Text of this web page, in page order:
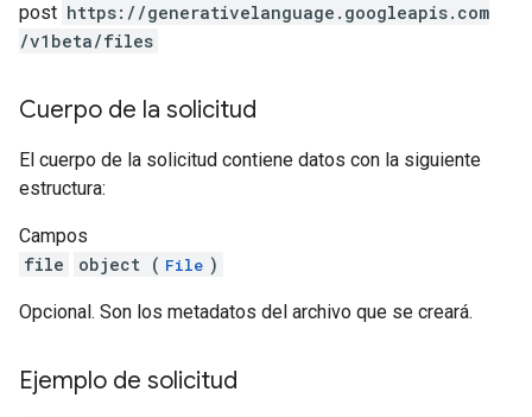
post https: / /generativelanguage.googleapis.com
/v1beta/files
Cuerpo de la solicitud
El cuerpo de la solicitud contiene datos con la siguiente
estructura:
Campos
file
object ( File )
Opcional. Son los metadatos del archivo que se creará.
Ejemplo de solicitud